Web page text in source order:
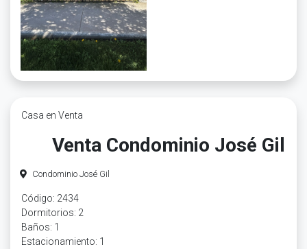
Casa en Venta
Venta Condominio José Gil
Condominio José Gil
Código: 2434
Dormitorios: 2
Baños: 1
Estacionamiento: 1